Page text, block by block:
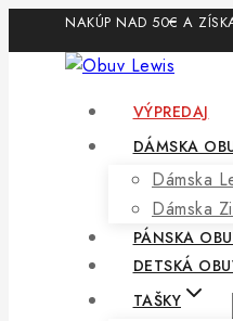
to
content
NAKÚP NAD 50€ A
VÝPREDAJ
DÁMSKA
Dámska
Dámska
PÁNSKA
DETSKÁ
TAŠKY